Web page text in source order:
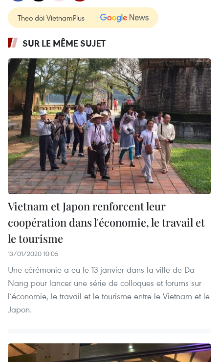
Theo dõi VietnamPlus
SUR LE MÊME SUJET
Vietnam et Japon renforcent leur
coopération dans l'économie, le travail et
le tourisme
13/01/2020 10:05
Une cérémonie a eu le 13 janvier dans la ville de Da
Nang pour lancer une série de colloques et forums sur
l’économie, le travail et le tourisme entre le Vietnam et le
Japon.